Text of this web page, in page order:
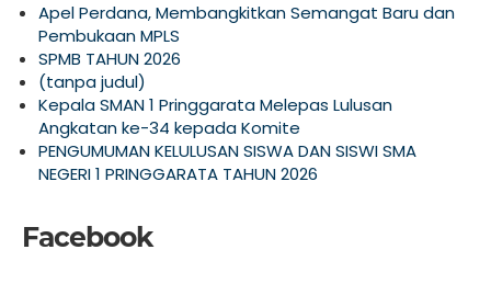
Apel Perdana, Membangkitkan Semangat Baru dan
Pembukaan MPLS
SPMB TAHUN 2026
(tanpa judul)
Kepala SMAN 1 Pringgarata Melepas Lulusan
Angkatan ke-34 kepada Komite
PENGUMUMAN KELULUSAN SISWA DAN SISWI SMA
NEGERI 1 PRINGGARATA TAHUN 2026
Facebook